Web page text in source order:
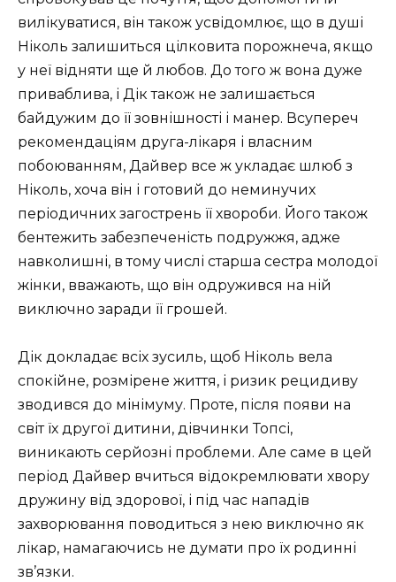
вилікуватися, він також усвідомлює, що в душі
Ніколь залишиться цілковита порожнеча, якщо
у неї відняти ще й любов. До того ж вона дуже
приваблива, і Дік також не залишається
байдужим до її зовнішності і манер. Всупереч
рекомендаціям друга-лікаря і власним
побоюванням, Дайвер все ж укладає шлюб з
Ніколь, хоча він і готовий до неминучих
періодичних загострень її хвороби. Його також
бентежить забезпеченість подружжя, адже
навколишні, в тому числі старша сестра молодої
жінки, вважають, що він одружився на ній
виключно заради її грошей.
Дік докладає всіх зусиль, щоб Ніколь вела
спокійне, розмірене життя, і ризик рецидиву
зводився до мінімуму. Проте, після появи на
світ їх другої дитини, дівчинки Топсі,
виникають серйозні проблеми. Але саме в цей
період Дайвер вчиться відокремлювати хвору
дружину від здорової, і під час нападів
захворювання поводиться з нею виключно як
лікар, намагаючись не думати про їх родинні
зв’язки.